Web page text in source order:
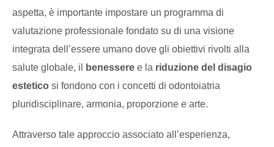
aspetta, è importante impostare un programma di
valutazione professionale fondato su di una visione
integrata dell’essere umano dove gli obiettivi rivolti alla
salute globale, il
benessere e la riduzione del disagio
estetico si fondono con i concetti di odontoiatria
pluridisciplinare, armonia, proporzione e arte.
Attraverso tale approccio associato all’esperienza,